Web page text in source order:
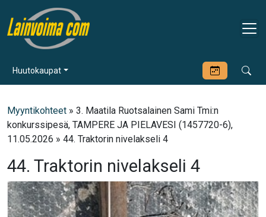
Huutokaupat
Myyntikohteet » 3. Maatila Ruotsalainen Sami Tmi:n
konkurssipesä, TAMPERE JA PIELAVESI (1457720-6),
11.05.2026 » 44. Traktorin nivelakseli 4
44. Traktorin nivelakseli 4